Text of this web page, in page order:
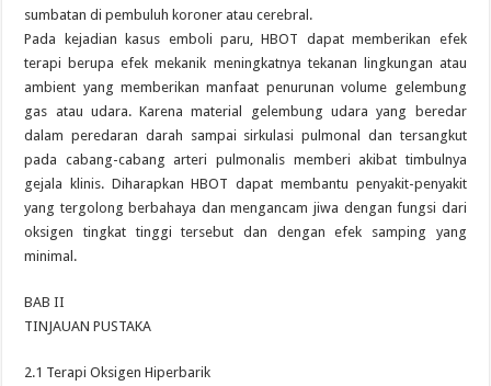
sumbatan di pembuluh koroner atau cerebral.
Pada kejadian kasus emboli paru, HBOT dapat memberikan efek
terapi berupa efek mekanik meningkatnya tekanan lingkungan atau
ambient yang memberikan manfaat penurunan volume gelembung
gas atau udara. Karena material gelembung udara yang beredar
dalam peredaran darah sampai sirkulasi pulmonal dan tersangkut
pada cabang-cabang arteri pulmonalis memberi akibat timbulnya
gejala klinis. Diharapkan HBOT dapat membantu penyakit-penyakit
yang tergolong berbahaya dan mengancam jiwa dengan fungsi dari
oksigen tingkat tinggi tersebut dan dengan efek samping yang
minimal.
BAB II
TINJAUAN PUSTAKA
2.1 Terapi Oksigen Hiperbarik